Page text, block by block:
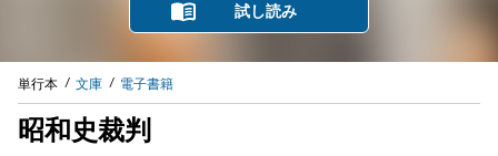
試し読み
単行本 文庫 電子書籍
昭和史裁判